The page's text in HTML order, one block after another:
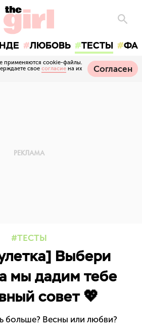
ЛЮБОВЬ ТЕСТЫ
применяются cookie-файлы.
свое согласие на их
Согласен
ТЕСТЫ
Выбери
мы дадим тебе
совет 💖
больше? Весны или любви?